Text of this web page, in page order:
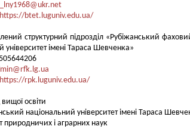
https://btet.luguniv.edu.ua/
структурний підрозділ «Рубіжанський
університет імені Тараса Шевченка»
https://rpk.luguniv.edu.ua/
освіти
національний університет імені Тараса
природничих і аграрних наук